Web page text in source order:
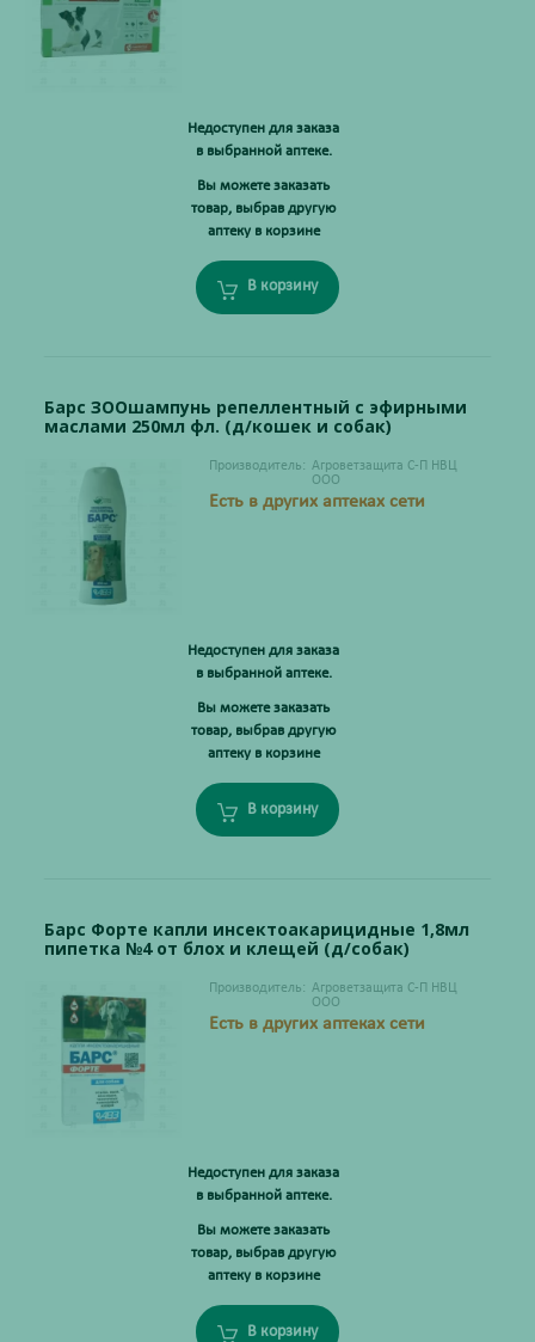
Недоступен для заказа
в выбранной аптеке.
Вы можете заказать
товар, выбрав другую
аптеку в корзине
В корзину
Барс ЗООшампунь репеллентный с эфирными
маслами 250мл фл. (д/кошек и собак)
Производитель: Агроветзащита С-П НВЦ
ООО
Есть в других аптеках сети
Недоступен для заказа
в выбранной аптеке.
Вы можете заказать
товар, выбрав другую
аптеку в корзине
В корзину
Барс Форте капли инсектоакарицидные 1,8мл
пипетка №4 от блох и клещей (д/собак)
Производитель: Агроветзащита С-П НВЦ
ООО
Есть в других аптеках сети
Недоступен для заказа
в выбранной аптеке.
Вы можете заказать
товар, выбрав другую
аптеку в корзине
В корзину